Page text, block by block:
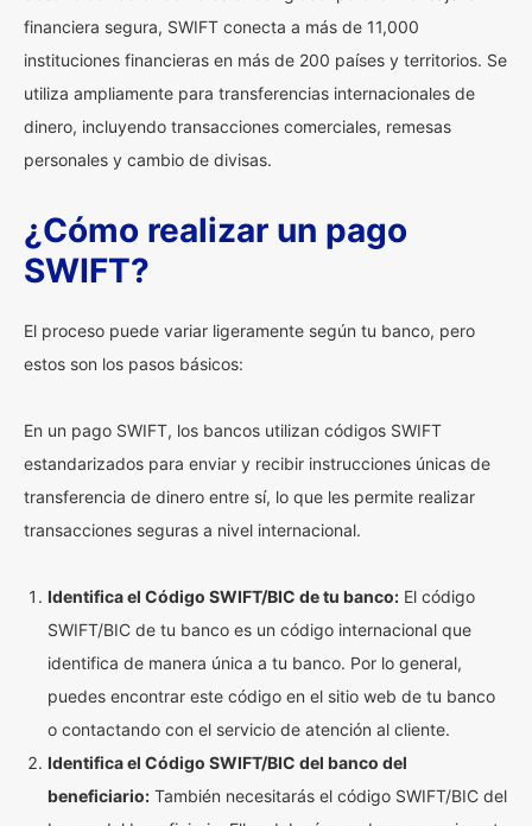
financiera segura, SWIFT conecta a más de 11,000
instituciones financieras en más de 200 países y territorios. Se
utiliza ampliamente para transferencias internacionales de
dinero, incluyendo transacciones comerciales, remesas
personales y cambio de divisas.
¿Cómo realizar un pago
SWIFT?
El proceso puede variar ligeramente según tu banco, pero
estos son los pasos básicos:
En un pago SWIFT, los bancos utilizan códigos SWIFT
estandarizados para enviar y recibir instrucciones únicas de
transferencia de dinero entre sí, lo que les permite realizar
transacciones seguras a nivel internacional.
Identifica el Código SWIFT/BIC de tu banco: El código
SWIFT/BIC de tu banco es un código internacional que
identifica de manera única a tu banco. Por lo general,
puedes encontrar este código en el sitio web de tu banco
o contactando con el servicio de atención al cliente.
Identifica el Código SWIFT/BIC del banco del
beneficiario: También necesitarás el código SWIFT/BIC del